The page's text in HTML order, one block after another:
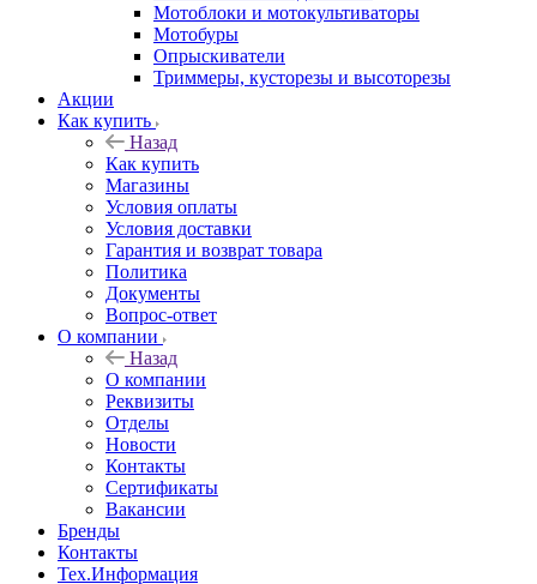
Мотоблоки и мотокультиваторы
Мотобуры
Опрыскиватели
Триммеры, кусторезы и высоторезы
Акции
Как купить
Назад
Как купить
Магазины
Условия оплаты
Условия доставки
Гарантия и возврат товара
Политика
Документы
Вопрос-ответ
О компании
Назад
О компании
Реквизиты
Отделы
Новости
Контакты
Сертификаты
Вакансии
Бренды
Контакты
Тех.Информация